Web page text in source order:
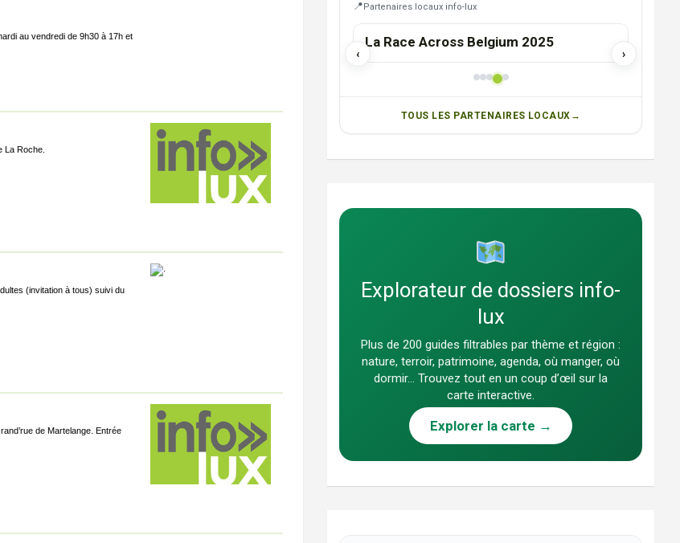
au vendredi de 9h30 à 17h et
La Roche.
(invitation à tous) suivi du
de Martelange. Entrée
Partenaires locaux info-lux
‹ ›
Travail du Métal Ferronnerie : ADS Vêtements pour dames : Illis Mode La Race Across Belgium 2025
TOUS LES PARTENAIRES LOCAUX
Explorateur de dossiers info-
lux
Plus de 200 guides filtrables par thème et région :
nature, terroir, patrimoine, agenda, où manger, où
dormir… Trouvez tout en un coup d’œil sur la
carte interactive.
Explorer la carte →